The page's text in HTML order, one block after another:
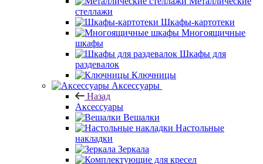
стеллажи
Шкафы-картотеки
Многоящичные
шкафы
Шкафы для
раздевалок
Ключницы
Аксессуары
Назад
Аксессуары
Вешалки
Настольные
накладки
Зеркала